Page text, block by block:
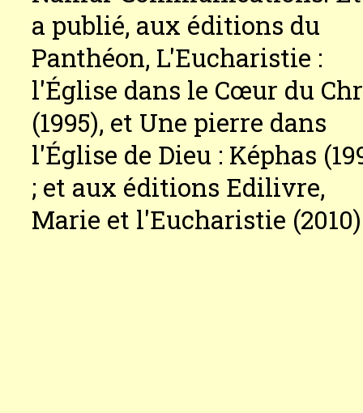
a publié, aux éditions du
Panthéon, L'Eucharistie :
l'Église dans le Cœur du
(1995), et Une pierre dans
l'Église de Dieu : Képhas
; et aux éditions Edilivre,
Marie et l'Eucharistie